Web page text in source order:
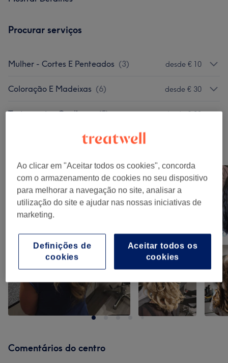
Procurar serviços
Mulher - Cortes E Penteados (3) desde € 10
Coloração E Madeixas (6) desde € 30
Tratamentos Capilares (5) desde € 20
Clica na imagem para ver mais detalhes
Comentários do centro
Ao clicar em "Aceitar todos os cookies", concorda
com o armazenamento de cookies no seu dispositivo
para melhorar a navegação no site, analisar a
utilização do site e ajudar nas nossas iniciativas de
marketing.
Aceitar todos os
cookies
Definições de
cookies